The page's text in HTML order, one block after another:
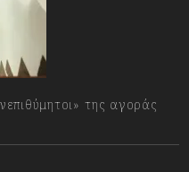
της αγοράς